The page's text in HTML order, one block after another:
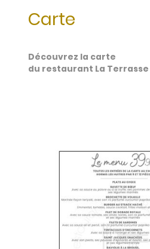
Carte
Découvrez la carte
du restaurant La Terrasse